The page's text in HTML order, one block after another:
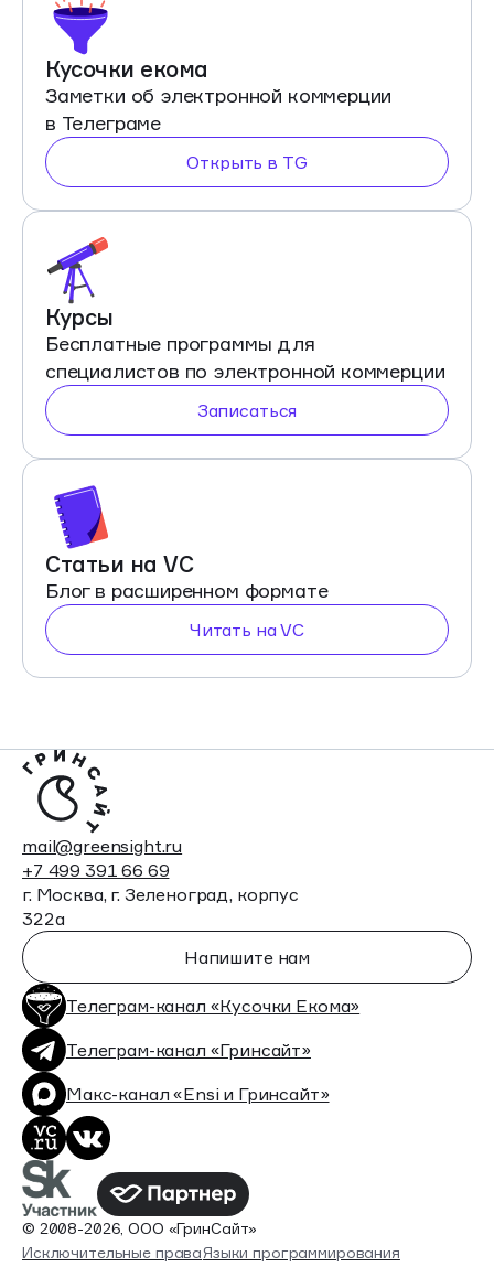
Кусочки екома
Заметки об электронной коммерции
в Телеграме
Открыть в TG
Курсы
Бесплатные программы для
специалистов по электронной коммерции
Записаться
Статьи на VC
Блог в расширенном формате
Читать на VC
mail@greensight.ru
+7 499 391 66 69
г. Москва, г. Зеленоград, корпус
322а
Напишите нам
Телеграм-канал «Кусочки Екома»
Телеграм-канал «Гринсайт»
Макс-канал «Ensi и Гринсайт»
© 2008-2026, ООО «ГринСайт»
Исключительные праваЯзыки программирования